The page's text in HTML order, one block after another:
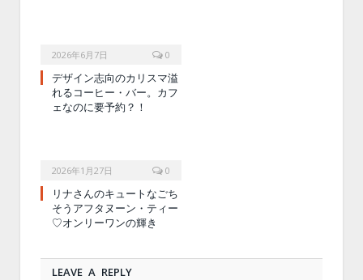
2026年6月7日 0
デザイン志向のカリスマ溢
れるコーヒー・バー。カフ
ェなのに要予約？！
2026年1月27日 0
リナさんのキュートなごち
そうアフタヌーン・ティー
♡オンリーワンの輝き
LEAVE A REPLY